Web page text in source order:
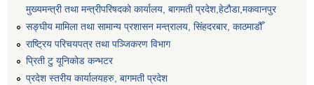
मुख्यमन्त्री तथा मन्त्रीपरिषदको कार्यालय, बागमती प्रदेश,हेटाैडा,मकवानपुर
सङ्‍घीय मामिला तथा सामान्य प्रशासन मन्त्रालय, सिंहदरबार, काठमाडौँ
राष्ट्रिय परिचयपत्र तथा पञ्जिकरण विभाग
प्रिती टु यूनिकोड कन्भटर
प्रदेश स्तरीय कार्यालयहरु, बागमती प्रदेश